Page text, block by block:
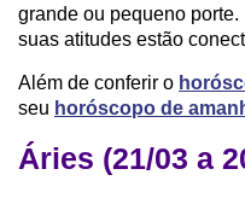
grande ou pequeno
suas atitudes estão
Além de conferir o
seu horóscopo de
Áries (21/03 a